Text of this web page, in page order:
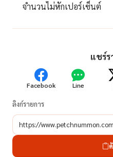
จำนวนไม่หักเปอร์เซ็นต์
แชร์ร
Facebook Line
ลิงก์รายการ